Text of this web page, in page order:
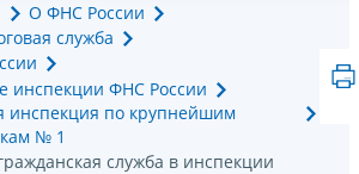
О ФНС России
служба
инспекции ФНС России
инспекция по крупнейшим
№ 1
служба в инспекции